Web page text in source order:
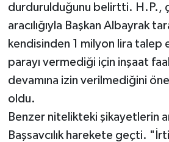
durdurulduğunu belirtti. H.P.,
aracılığıyla Başkan Albayrak
kendisinden 1 milyon lira talep
parayı vermediği için inşaat
devamına izin verilmediğini
oldu.
Benzer nitelikteki şikayetlerin
Başsavcılık harekete geçti.